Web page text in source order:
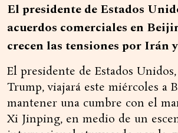
El presidente de Estados
acuerdos comerciales en
crecen las tensiones por Irán
El presidente de Estados
Trump, viajará este miércoles a
mantener una cumbre con el
Xi Jinping, en medio de un